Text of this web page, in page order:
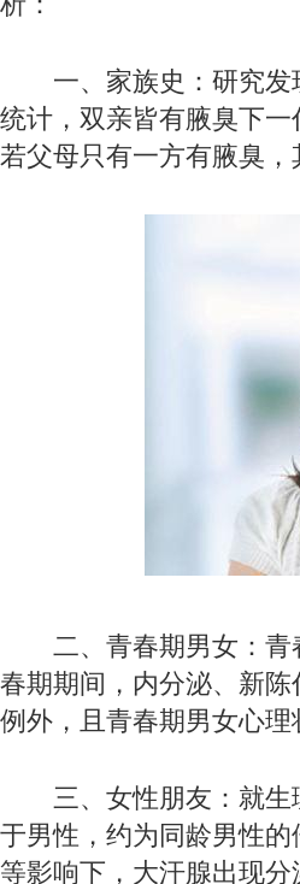
一、家族史：研究发
统计，双亲皆有腋臭下
若父母只有一方有腋臭
二、青春期男女：青
春期期间，内分泌、新
例外，且青春期男女心
三、女性朋友：就生
于男性，约为同龄男性
等影响下，大汗腺出现